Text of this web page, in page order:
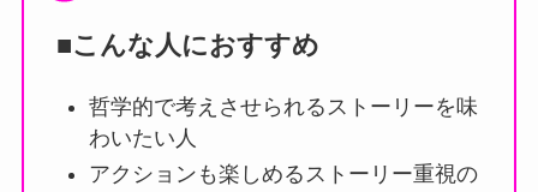
■こんな人におすすめ
哲学的で考えさせられるストーリーを味
わいたい人
アクションも楽しめるストーリー重視の